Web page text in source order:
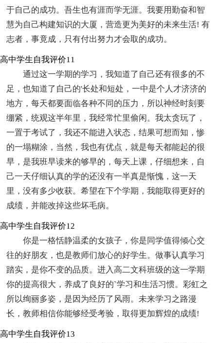
于自己的成功。吾生也有涯而学无涯。我要用勤奋和智
慧为自己构建知识的大厦，营造更为美好的未来生活! 有
志者，事竟成，只有付出努力才会取的成功。
高中学生自我评价11
通过这一学期的学习，我知道了自己还有很多的不
足，也知道了自己的'长处和短处，一中是个人才济济的
地方，每天都要面临各种不同的压力，所以神经时刻要
绷紧，统观这半年里，我经常忙里偷闲。我太贪玩了，
一置于考试了，我还不能进入状态，结果可想而知，惨
的一塌糊涂，当然，我也有优点，就是每天都能起的很
早，是我班早读来的够早的，每天上课，仔细想来，自
己一天仔细认真的学的还没有一半真是惭愧，这一天
里，没有多少收获。希望在下个学期，我能取得更好的
成绩，并能改掉这些坏毛病。
高中学生自我评价12
你是一格恬静温柔的女孩子，你是同学值得倾心交
往的好朋友，也是教师们放心的好学生。做事认真学习
踏实，是你不变的品质。进入高二文科班级的这一学期
你的提高很大，养成了良好的`学习和生活习惯。彩虹之
所以绚丽多姿，是因为经历了风雨。未来学习之路漫
长，教师相信你能够经受考验，取得更加辉煌的成绩!
高中学生自我评价13